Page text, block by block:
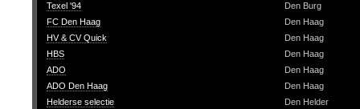
Texel '94
Den Burg
FC Den Haag
Den Haag
HV & CV Quick
Den Haag
HBS
Den Haag
ADO
Den Haag
ADO Den Haag
Den Haag
Helderse selectie
Den Helder